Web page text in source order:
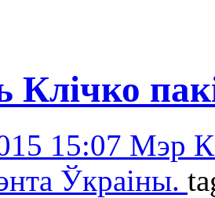
Клічко
15:07 Мэр
Ўкраіны.